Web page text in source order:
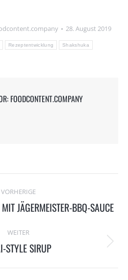
28. August 2019
Rezeptentwicklung Shakshuka
FOODCONTENT.COMPANY
VORHERIGE
Vorheriger
JÄGERMEISTER-BBQ-SAUCE
WEITER
Nächster
STYLE SIRUP